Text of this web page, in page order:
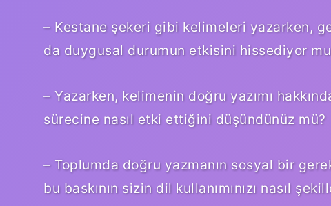
– Kestane şekeri gibi kelimeleri yazarken,
da duygusal durumun etkisini hissediyor
– Yazarken, kelimenin doğru yazımı
sürecine nasıl etki ettiğini düşündünüz mü?
– Toplumda doğru yazmanın sosyal bir
bu baskının sizin dil kullanımınızı nasıl